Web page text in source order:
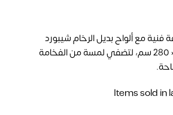
مع ألواح بديل الرخام شيبورد
الأنيقة، بمقاس 122 × 280 سم، لتضفي لمسة من الفخامة
Items sold in